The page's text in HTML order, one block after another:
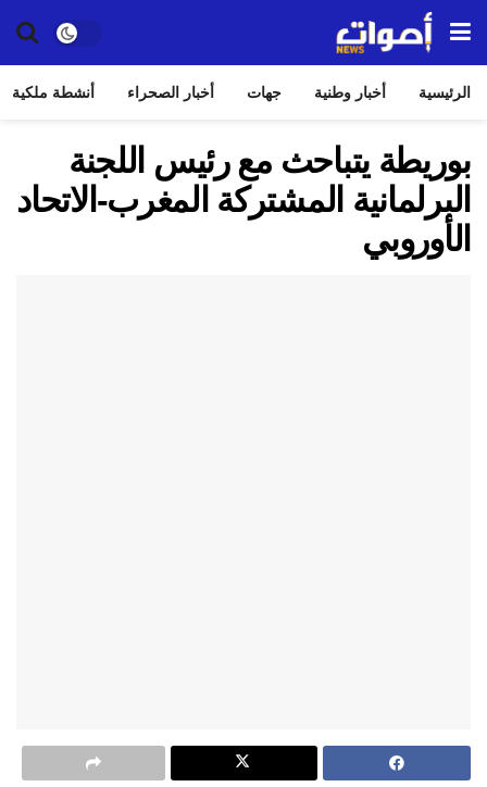
الرئيسية أخبار وطنية جهات أخبار الصحراء أنشطة ملكية
بوريطة يتباحث مع رئيس اللجنة
البرلمانية المشتركة المغرب-الاتحاد
الأوروبي